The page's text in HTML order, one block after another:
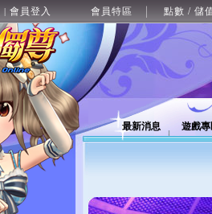
| 會員登入 會員特區 點數 / 儲
最新消息 遊戲